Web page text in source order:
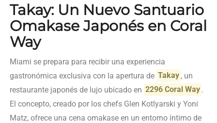
Takay: Un Nuevo Santuario
Omakase Japonés en Coral
Way
Miami se prepara para recibir una experiencia
gastronómica exclusiva con la apertura de Takay , un
restaurante japonés de lujo ubicado en 2296 Coral Way .
El concepto, creado por los chefs Glen Kotlyarski y Yoni
Matz, ofrece una cena omakase en un entorno íntimo de